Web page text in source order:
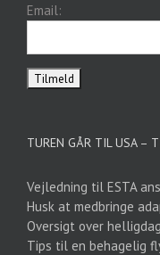
Email:
TUREN GÅR TIL USA –
Vejledning til ESTA
Husk at medbringe
Oversigt over
Tips til en behagelig